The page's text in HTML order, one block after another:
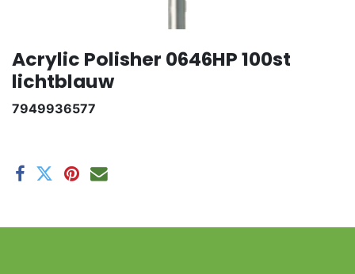
Acrylic Polisher 0646HP 100st
lichtblauw
7949936577